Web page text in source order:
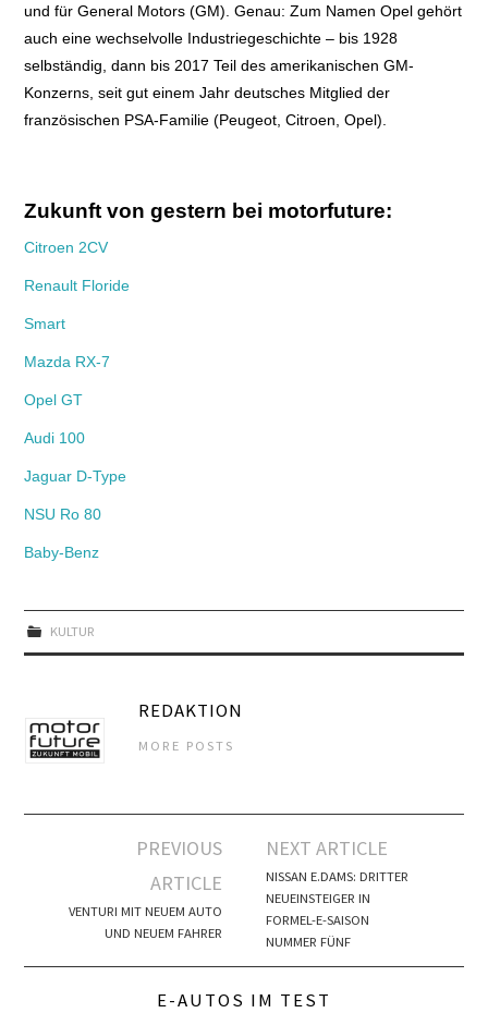
und für General Motors (GM). Genau: Zum Namen Opel gehört
auch eine wechselvolle Industriegeschichte – bis 1928
selbständig, dann bis 2017 Teil des amerikanischen GM-
Konzerns, seit gut einem Jahr deutsches Mitglied der
französischen PSA-Familie (Peugeot, Citroen, Opel).
Zukunft von gestern bei motorfuture:
Citroen 2CV
Renault Floride
Smart
Mazda RX-7
Opel GT
Audi 100
Jaguar D-Type
NSU Ro 80
Baby-Benz
KULTUR
REDAKTION
MORE POSTS
Navigation
PREVIOUS
ARTICLE
VENTURI MIT NEUEM AUTO
UND NEUEM FAHRER
NEXT ARTICLE
NISSAN E.DAMS: DRITTER
NEUEINSTEIGER IN
FORMEL-E-SAISON
NUMMER FÜNF
E-AUTOS IM TEST